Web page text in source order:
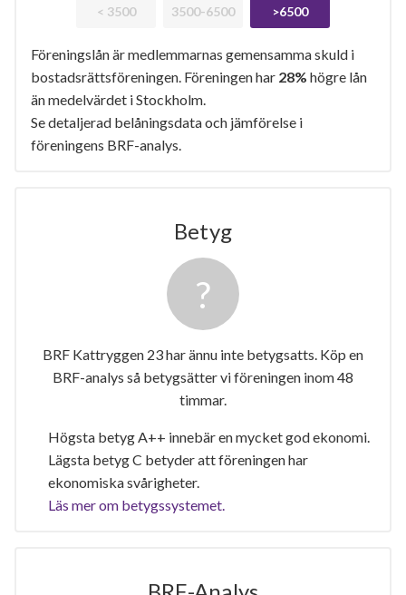
< 3500 3500-6500 >6500
Föreningslån är medlemmarnas gemensamma skuld i
bostadsrättsföreningen. Föreningen har 28% högre lån
än medelvärdet i Stockholm.
Se detaljerad belåningsdata och jämförelse i
föreningens BRF-analys.
Betyg
BRF Kattryggen 23 har ännu inte betygsatts. Köp en
BRF-analys så betygsätter vi föreningen inom 48
timmar.
Högsta betyg A++ innebär en mycket god ekonomi.
Lägsta betyg C betyder att föreningen har
ekonomiska svårigheter.
Läs mer om betygssystemet.